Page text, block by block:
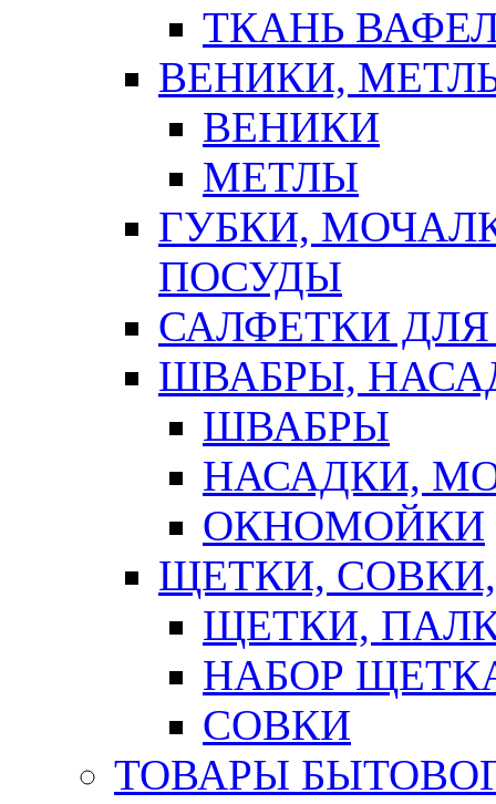
ТКАНЬ
ВЕНИКИ,
ВЕНИКИ
МЕТЛЫ
ГУБКИ,
ПОСУДЫ
САЛФЕТКИ
ШВАБРЫ,
ШВАБРЫ
НАСАДКИ,
ОКНОМОЙКИ
ЩЕТКИ,
ЩЕТКИ,
НАБОР
СОВКИ
ТОВАРЫ